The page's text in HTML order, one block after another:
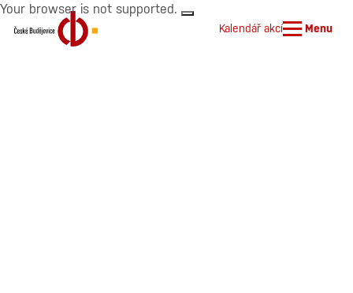
Your browser is not supported.
Kalendář akcí Menu